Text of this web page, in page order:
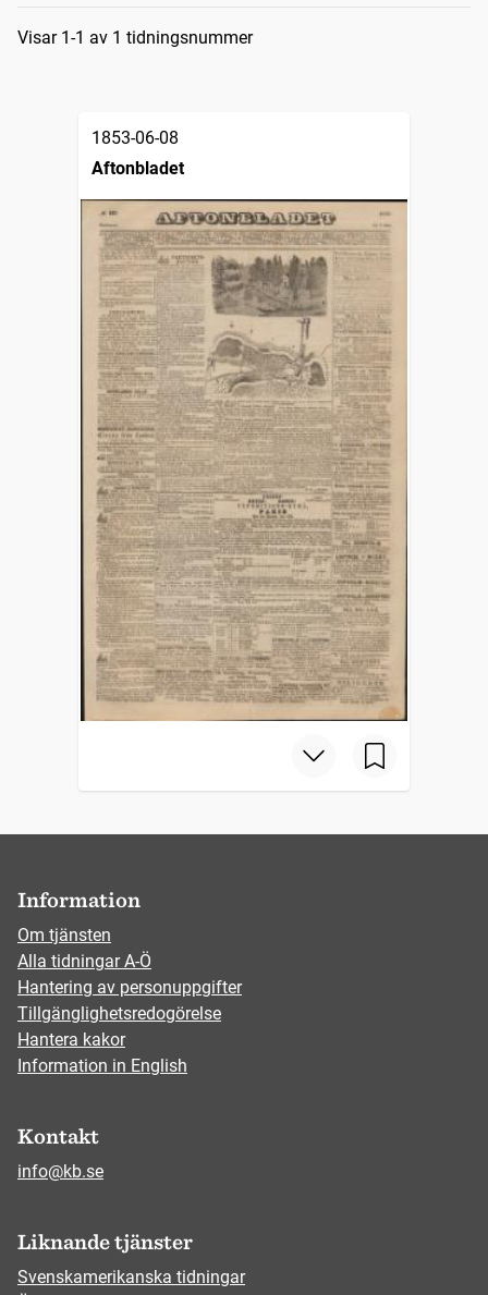
Sökresultat
Visar 1-1 av 1 tidningsnummer
1853-06-08
Aftonbladet
Information
Om tjänsten
Alla tidningar A-Ö
Hantering av personuppgifter
Tillgänglighetsredogörelse
Hantera kakor
Information in English
Kontakt
info@kb.se
Liknande tjänster
Svenskamerikanska tidningar